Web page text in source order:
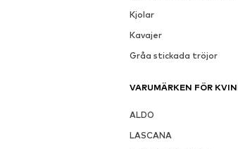
Kjolar
Kavajer
Gråa stickada tröjor
VARUMÄRKEN FÖR
ALDO
LASCANA